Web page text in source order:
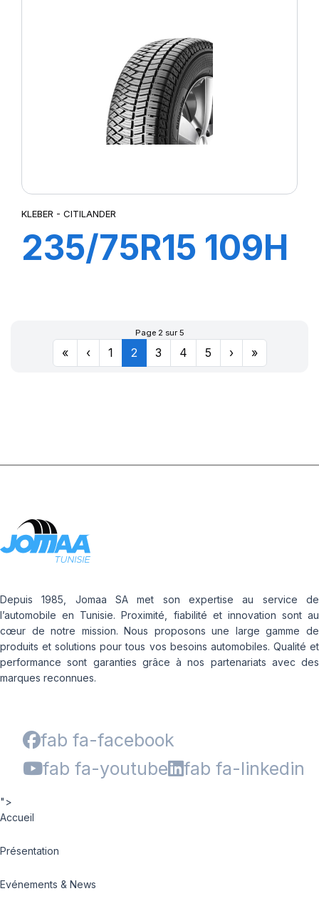
KLEBER - CITILANDER
235/75R15 109H
Page 2 sur 5
« ‹ 1 2 3 4 5 › »
Depuis 1985, Jomaa SA met son expertise au service de
l’automobile en Tunisie. Proximité, fiabilité et innovation sont au
cœur de notre mission. Nous proposons une large gamme de
produits et solutions pour tous vos besoins automobiles. Qualité et
performance sont garanties grâce à nos partenariats avec des
marques reconnues.
fab fa-facebook
fab fa-youtube
fab fa-linkedin
">
Accueil
Présentation
Evénements & News